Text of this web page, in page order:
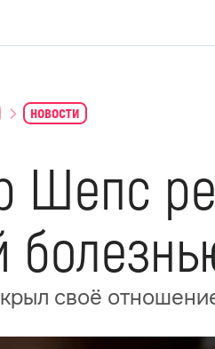
новости
Шепс
своё